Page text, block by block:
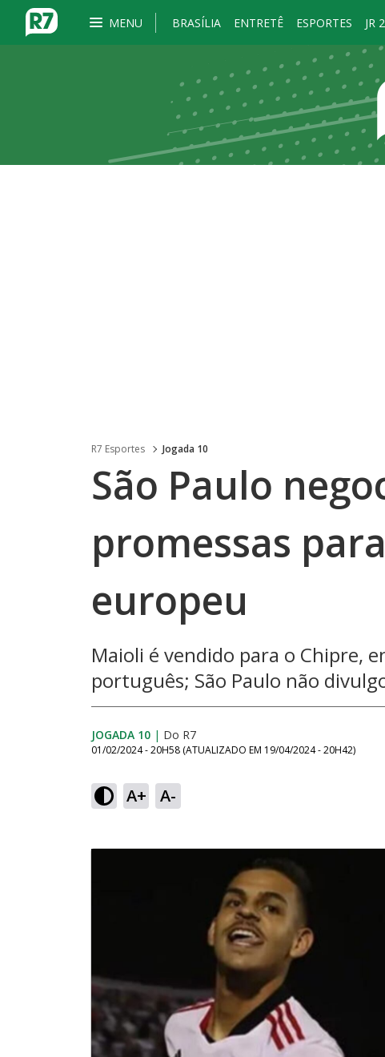
MENU BRASÍLIA ENTRETÊ ESPORTES JR
R7 Esportes Jogada 10
São Paulo
promessas
europeu
Maioli é vendido para o Chipre,
português; São Paulo não
JOGADA 10 | Do R7
01/02/2024 - 20H58 (ATUALIZADO EM 19/04/2024 - 20H42)
A+ A-